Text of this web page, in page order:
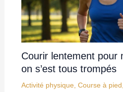
Courir lentement pour
on s’est tous trompés
Activité physique, Course à pied,